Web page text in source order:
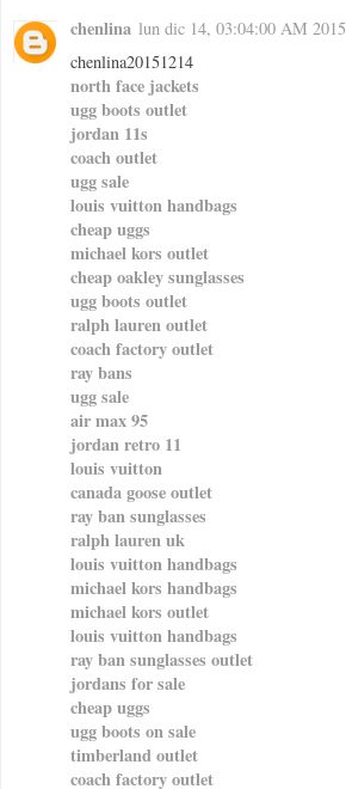
chenlina lun dic 14, 03:04:00 AM 2015
chenlina20151214
north face jackets
ugg boots outlet
jordan 11s
coach outlet
ugg sale
louis vuitton handbags
cheap uggs
michael kors outlet
cheap oakley sunglasses
ugg boots outlet
ralph lauren outlet
coach factory outlet
ray bans
ugg sale
air max 95
jordan retro 11
louis vuitton
canada goose outlet
ray ban sunglasses
ralph lauren uk
louis vuitton handbags
michael kors handbags
michael kors outlet
louis vuitton handbags
ray ban sunglasses outlet
jordans for sale
cheap uggs
ugg boots on sale
timberland outlet
coach factory outlet